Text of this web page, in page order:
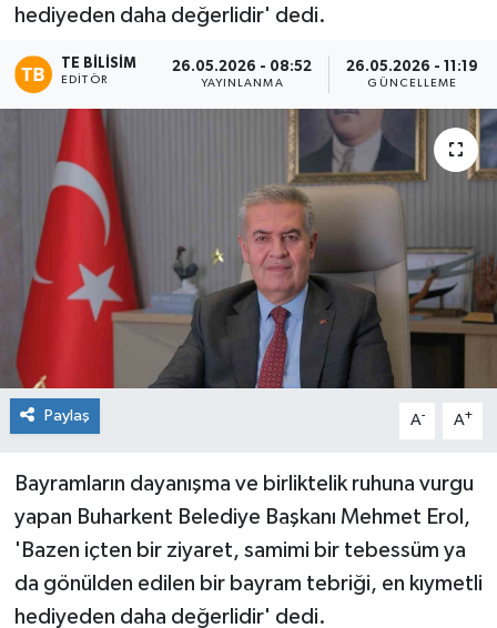
hediyeden daha değerlidir' dedi.
TE BILISIM
EDITÖR
26.05.2026 - 08:52
YAYINLANMA
26.05.2026 - 11:19
GÜNCELLEME
Paylaş A- A+
Bayramların dayanışma ve birliktelik ruhuna vurgu
yapan Buharkent Belediye Başkanı Mehmet Erol,
'Bazen içten bir ziyaret, samimi bir tebessüm ya
da gönülden edilen bir bayram tebriği, en kıymetli
hediyeden daha değerlidir' dedi.